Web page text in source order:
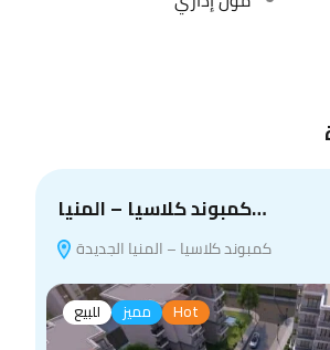
كمبوند كلاسيا – المنيا…
كمبوند كلاسيا – المنيا الجديدة
للبيع مميز Hot